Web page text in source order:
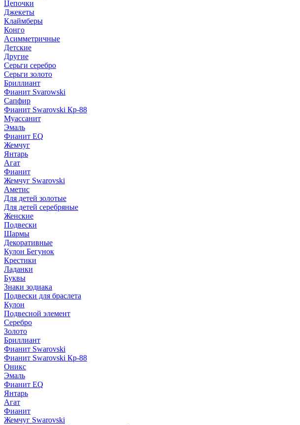
Цепочки
Джекеты
Клаймберы
Конго
Асимметричные
Детские
Другие
Серьги серебро
Серьги золото
Бриллиант
Фианит Svarowski
Сапфир
Фианит Swarovski Кр-88
Муассанит
Эмаль
Фианит EQ
Жемчуг
Янтарь
Агат
Фианит
Жемчуг Swarovski
Аметис
Для детей золотые
Для детей серебряные
Женские
Подвески
Шармы
Декоративные
Кулон Бегунок
Крестики
Ладанки
Буквы
Знаки зодиака
Подвески для браслета
Кулон
Подвесной элемент
Серебро
Золото
Бриллиант
Фианит Swarovski
Фианит Swarovski Кр-88
Оникс
Эмаль
Фианит EQ
Янтарь
Агат
Фианит
Жемчуг Swarovski